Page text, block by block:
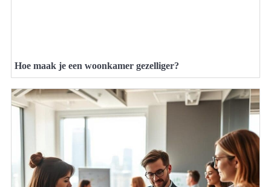
Hoe maak je een woonkamer gezelliger?